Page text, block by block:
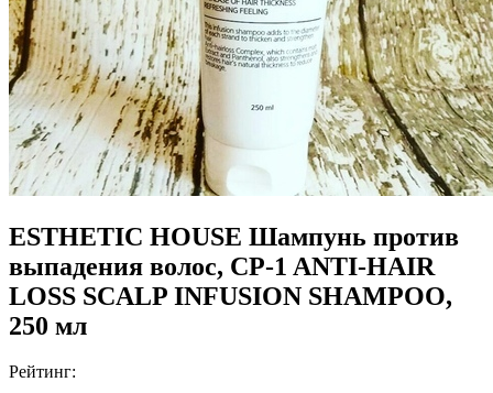
ESTHETIC HOUSE Шампунь против
выпадения волос, CP-1 ANTI-HAIR
LOSS SCALP INFUSION SHAMPOO,
250 мл
Рейтинг: